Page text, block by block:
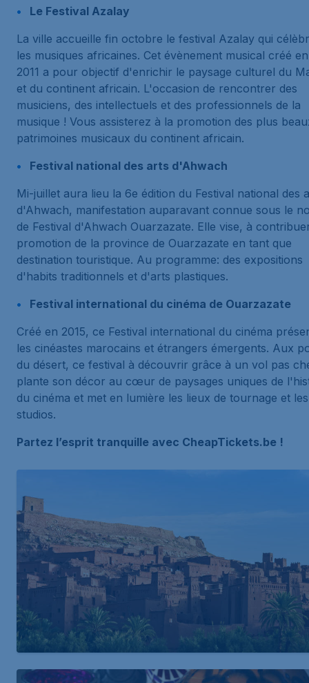
Le Festival Azalay
La ville accueille fin octobre le festival Azalay qui
les musiques africaines. Cet évènement musical créé en
2011 a pour objectif d'enrichir le paysage culturel du
et du continent africain. L'occasion de rencontrer des
musiciens, des intellectuels et des professionnels de la
musique ! Vous assisterez à la promotion des plus
patrimoines musicaux du continent africain.
Festival national des arts d'Ahwach
Mi-juillet aura lieu la 6e édition du Festival national des
d'Ahwach, manifestation auparavant connue sous le
de Festival d'Ahwach Ouarzazate. Elle vise, à
promotion de la province de Ouarzazate en tant que
destination touristique. Au programme: des expositions
d'habits traditionnels et d'arts plastiques.
Festival international du cinéma de Ouarzazate
Créé en 2015, ce Festival international du cinéma
les cinéastes marocains et étrangers émergents. Aux
du désert, ce festival à découvrir grâce à un vol pas
plante son décor au cœur de paysages uniques de
du cinéma et met en lumière les lieux de tournage et les
studios.
Partez l’esprit tranquille avec CheapTickets.be !